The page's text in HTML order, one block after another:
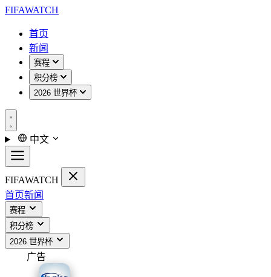
FIFAWATCH
首页
新闻
赛程
积分榜
2026 世界杯
中文
FIFAWATCH
首页新闻
赛程
积分榜
2026 世界杯
广告